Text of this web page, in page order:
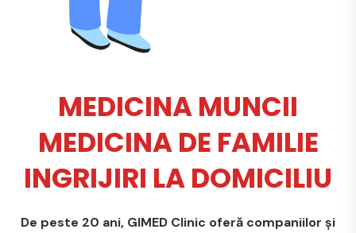
MEDICINA MUNCII
MEDICINA DE FAMILIE
INGRIJIRI LA DOMICILIU
De peste 20 ani, GIMED Clinic oferă companiilor și